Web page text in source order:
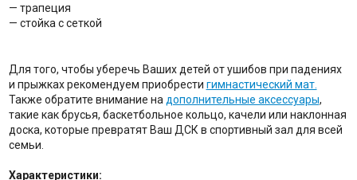
— трапеция
— стойка с сеткой
Для того, чтобы уберечь Ваших детей от ушибов при падениях
и прыжках рекомендуем приобрести гимнастический мат.
Также обратите внимание на дополнительные аксессуары,
такие как брусья, баскетбольное кольцо, качели или наклонная
доска, которые превратят Ваш ДСК в спортивный зал для всей
семьи.
Характеристики: